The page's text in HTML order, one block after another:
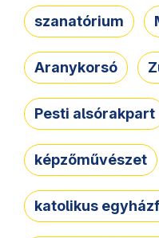
szanatórium
Aranykorsó
Pesti alsórakpart
képzőművészet
katolikus